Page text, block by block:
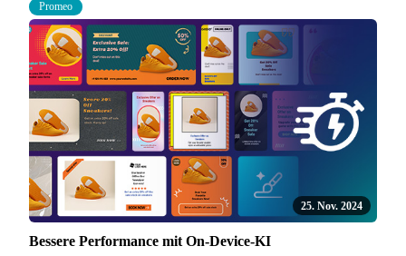
Promeo
25. Nov. 2024
Bessere Performance mit On-Device-KI